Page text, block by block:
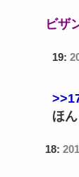
ビザ
19:
ほ
18: